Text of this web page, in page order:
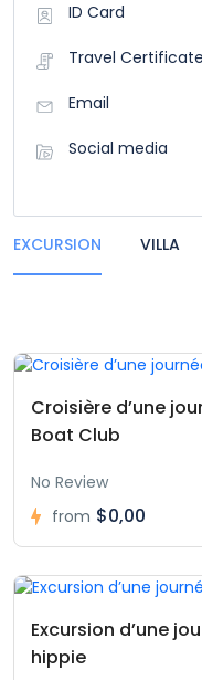
ID Card
Travel Certificate
Email
Social media
EXCURSION VILLA
Croisière d’une
Boat Club
No Review
from $0,00
Excursion d’une
hippie